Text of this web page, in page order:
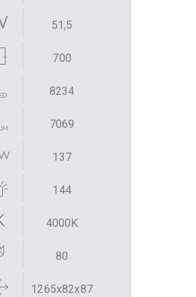
51,5
700
8234
7069
137
144
4000K
80
1265x82x87